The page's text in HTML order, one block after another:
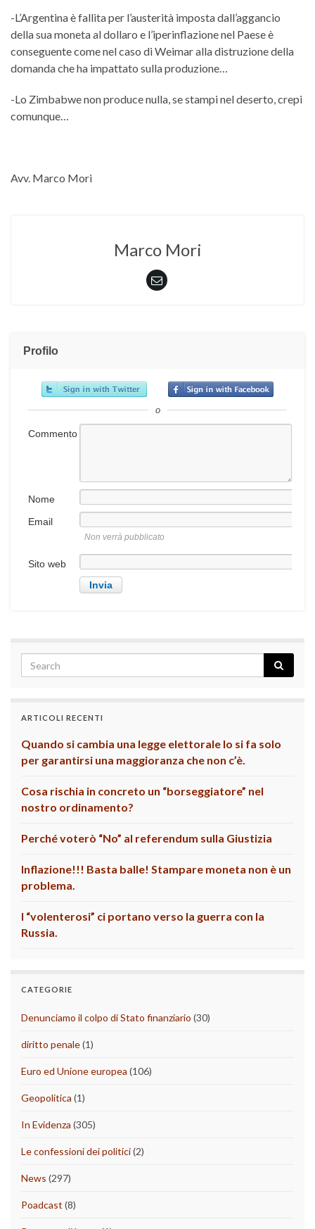
-L’Argentina è fallita per l’austerità imposta dall’aggancio
della sua moneta al dollaro e l’iperinflazione nel Paese è
conseguente come nel caso di Weimar alla distruzione della
domanda che ha impattato sulla produzione…
-Lo Zimbabwe non produce nulla, se stampi nel deserto, crepi
comunque…
Avv. Marco Mori
Marco Mori
Profilo
o
Commento
Nome
Email
Non verrà pubblicato
Sito web
ARTICOLI RECENTI
Quando si cambia una legge elettorale lo si fa solo
per garantirsi una maggioranza che non c’è.
Cosa rischia in concreto un “borseggiatore” nel
nostro ordinamento?
Perché voterò “No” al referendum sulla Giustizia
Inflazione!!! Basta balle! Stampare moneta non è un
problema.
I “volenterosi” ci portano verso la guerra con la
Russia.
CATEGORIE
Denunciamo il colpo di Stato finanziario (30)
diritto penale(1)
Euro ed Unione europea (106)
Geopolitica (1)
In Evidenza (305)
Le confessioni dei politici(2)
News (297)
Poadcast (8)